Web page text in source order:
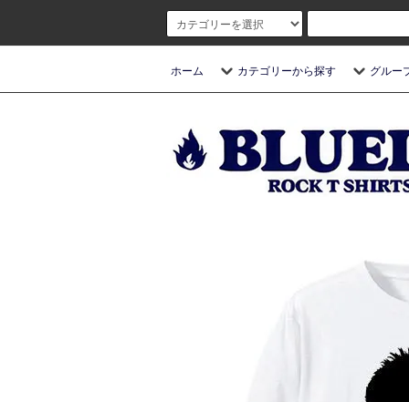
ホーム カテゴリーから探す グルー